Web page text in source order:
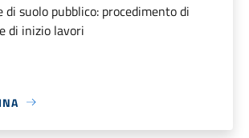
di suolo pubblico: procedimento di
di inizio lavori